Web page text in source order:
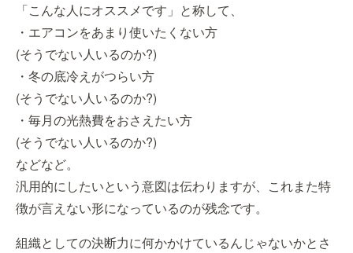
「こんな人にオススメです」と称して、
・エアコンをあまり使いたくない方
(そうでない人いるのか?)
・冬の底冷えがつらい方
(そうでない人いるのか?)
・毎月の光熱費をおさえたい方
(そうでない人いるのか?)
などなど。
汎用的にしたいという意図は伝わりますが、これまた特
徴が言えない形になっているのが残念です。
組織としての決断力に何かかけているんじゃないかとさ